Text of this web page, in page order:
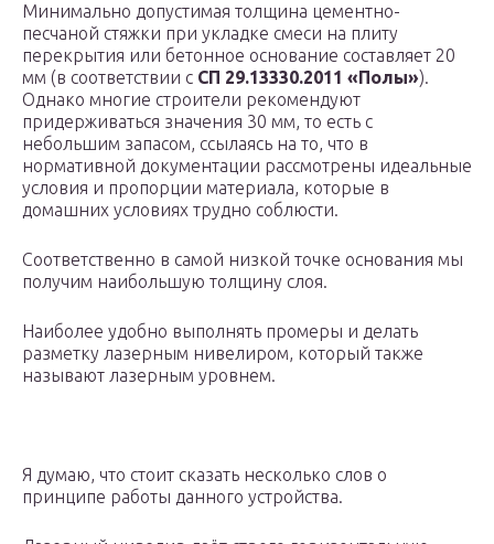
Минимально допустимая толщина цементно-
песчаной стяжки при укладке смеси на плиту
перекрытия или бетонное основание составляет 20
мм (в соответствии с СП 29.13330.2011 «Полы»).
Однако многие строители рекомендуют
придерживаться значения 30 мм, то есть с
небольшим запасом, ссылаясь на то, что в
нормативной документации рассмотрены идеальные
условия и пропорции материала, которые в
домашних условиях трудно соблюсти.
Соответственно в самой низкой точке основания мы
получим наибольшую толщину слоя.
Наиболее удобно выполнять промеры и делать
разметку лазерным нивелиром, который также
называют лазерным уровнем.
Я думаю, что стоит сказать несколько слов о
принципе работы данного устройства.